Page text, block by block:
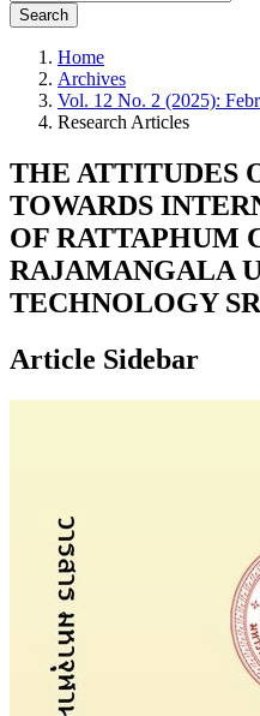
Search
Home
Archives
Vol. 12 No. 2 (2025):
Research Articles
THE ATTITUDES
TOWARDS
OF RATTAPHUM
RAJAMANGALA
TECHNOLOGY
Article Sidebar